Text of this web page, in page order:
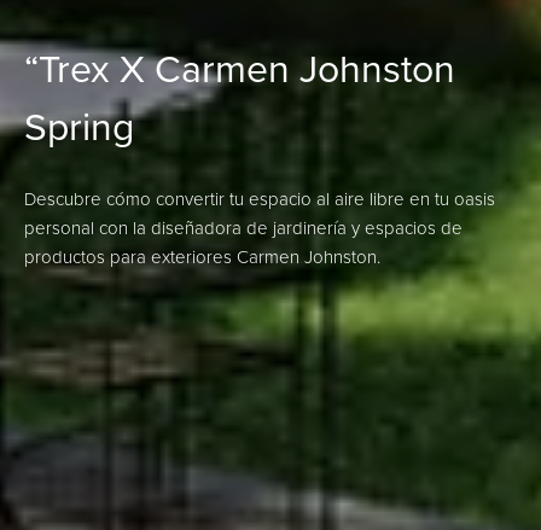
“Trex X Carmen Johnston
Spring
Descubre cómo convertir tu espacio al aire libre en tu oasis
personal con la diseñadora de jardinería y espacios de
productos para exteriores Carmen Johnston.